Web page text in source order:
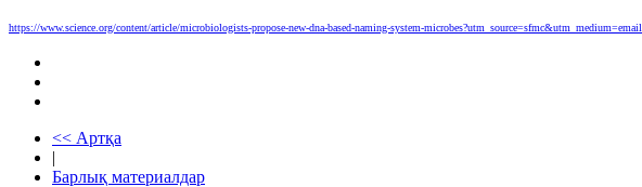
https://www.science.org/content/article/microbiologists-propose-new-dna-based-naming-system-
<< Артқа
|
Барлық материалдар